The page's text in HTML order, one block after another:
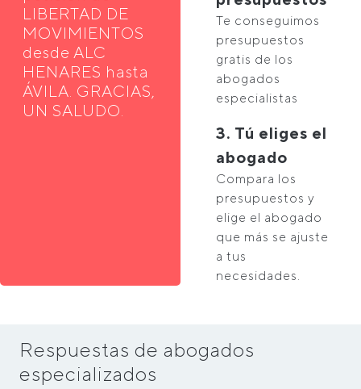
LIBERTAD DE
MOVIMIENTOS
desde ALC
HENARES hasta
ÁVILA. GRACIAS,
UN SALUDO.
Te conseguimos
presupuestos
gratis de los
abogados
especialistas
3. Tú eliges el
abogado
Compara los
presupuestos y
elige el abogado
que más se ajuste
a tus
necesidades.
Respuestas de abogados
especializados